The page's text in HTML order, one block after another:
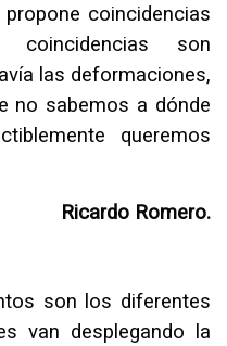
coincidencias
son
las deformaciones,
no sabemos a dónde
queremos
Ricardo Romero.
son los diferentes
van desplegando la